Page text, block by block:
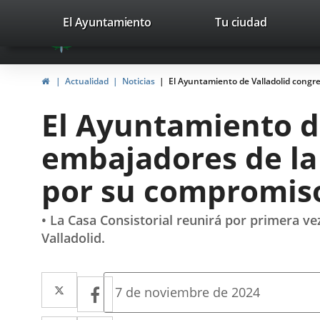
Portal
Web
del
Valladolid
avaTop
valladolid.es
El Ayuntamiento Tu ciudad
InicioActualidad Noticias El Ayuntamiento de Valladolid
El Ayuntamiento
embajadores de
por su
• La Casa Consistorial reunirá por primera
Valladolid.
Twitter
Enlace
a
Facebook
Enlace
a
Fecha
7 de noviembre de 2024